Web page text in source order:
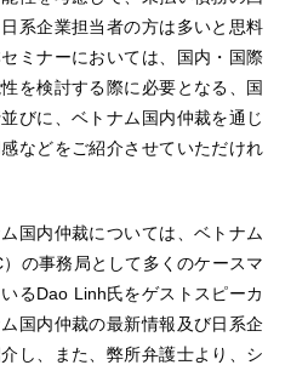
系企業担当者の方は多いと思料
ミナーにおいては、国内・国際
を検討する際に必要となる、国
びに、ベトナム国内仲裁を通じ
などをご紹介させていただけれ
国内仲裁については、ベトナム
の事務局として多くのケースマ
るDao Linh氏をゲストスピーカ
国内仲裁の最新情報及び日系企
し、また、弊所弁護士より、シ